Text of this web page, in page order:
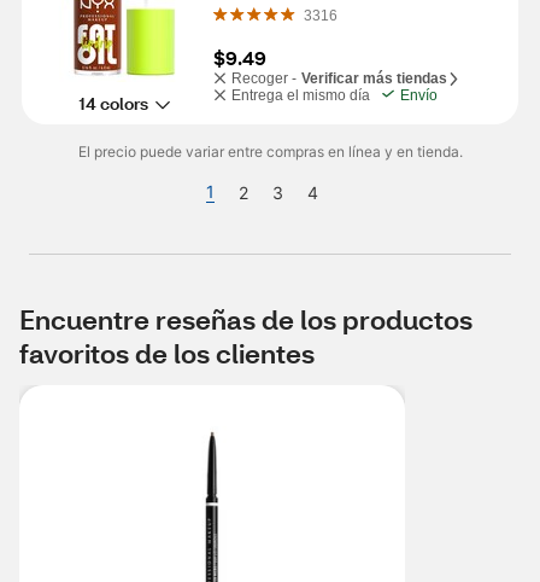
14 colors
3316
$9.49
Recoger - Verificar más tiendas
Entrega el mismo día
Envío
El precio puede variar entre compras en línea y en tienda.
1 2 3 4
Encuentre reseñas de los productos
favoritos de los clientes